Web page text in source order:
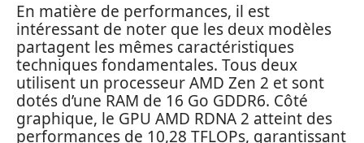
En matière de performances, il est
intéressant de noter que les deux modèles
partagent les mêmes caractéristiques
techniques fondamentales. Tous deux
utilisent un processeur AMD Zen 2 et sont
dotés d’une RAM de 16 Go GDDR6. Côté
graphique, le GPU AMD RDNA 2 atteint des
performances de 10,28 TFLOPs, garantissant